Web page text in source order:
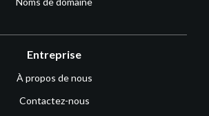
Entreprise
À propos de nous
Contactez-nous